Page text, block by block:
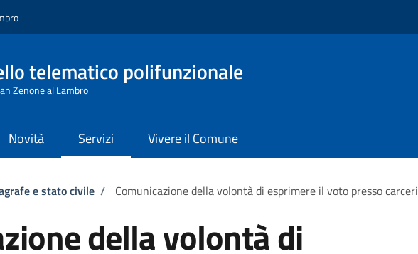
telematico polifunzionale
Zenone al Lambro
Novità Servizi Vivere il Comune
e stato civile / Comunicazione della volontà di esprimere il voto presso carceri
della volontà di